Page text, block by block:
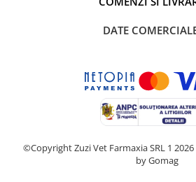
DATE
©Copyright Zuzi Vet Farmaxia SRL 1 2026
by Gomag